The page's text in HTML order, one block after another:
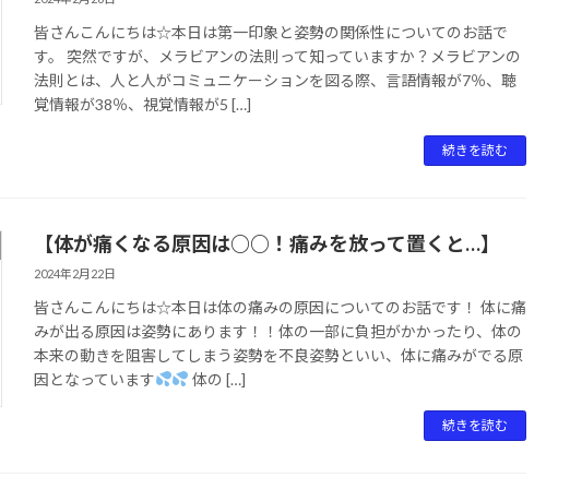
皆さんこんにちは☆本日は第一印象と姿勢の関係性についてのお話で
す。 突然ですが、メラビアンの法則って知っていますか？メラビアンの
法則とは、人と人がコミュニケーションを図る際、言語情報が7％、聴
覚情報が38％、視覚情報が5 […]
続きを読む
【体が痛くなる原因は○○！痛みを放って置くと…】
2024年2月22日
皆さんこんにちは☆本日は体の痛みの原因についてのお話です！ 体に痛
みが出る原因は姿勢にあります！！体の一部に負担がかかったり、体の
本来の動きを阻害してしまう姿勢を不良姿勢といい、体に痛みがでる原
因となっています
体の […]
続きを読む